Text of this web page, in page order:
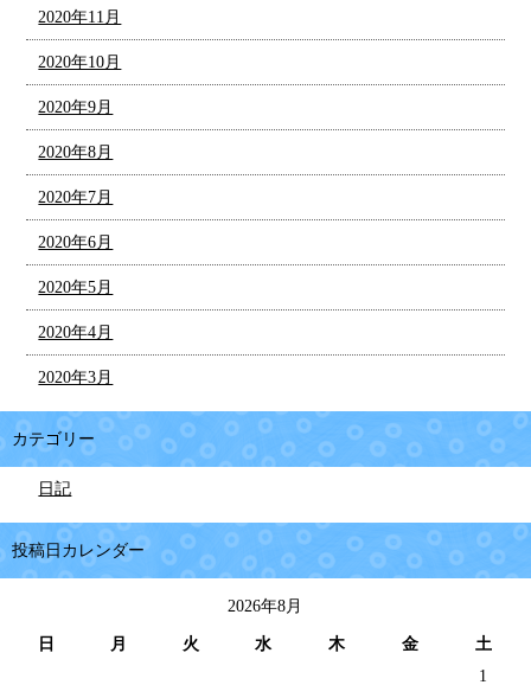
2020年11月
2020年10月
2020年9月
2020年8月
2020年7月
2020年6月
2020年5月
2020年4月
2020年3月
カテゴリー
日記
投稿日カレンダー
2026年8月
日 月 火 水 木 金
土
1